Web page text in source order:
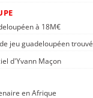
à 18M€
jeu guadeloupéen trouvé
d'Yvann Maçon
en Afrique